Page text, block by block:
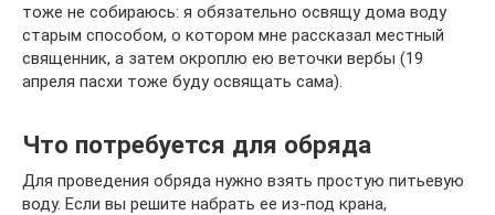
тоже не собираюсь: я обязательно освящу дома воду
старым способом, о котором мне рассказал местный
священник, а затем окроплю ею веточки вербы (19
апреля пасхи тоже буду освящать сама).
Что потребуется для обряда
Для проведения обряда нужно взять простую питьевую
воду. Если вы решите набрать ее из-под крана,